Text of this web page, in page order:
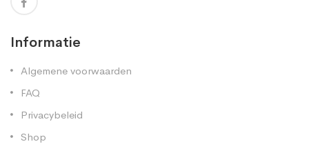
Informatie
Algemene voorwaarden
FAQ
Privacybeleid
Shop